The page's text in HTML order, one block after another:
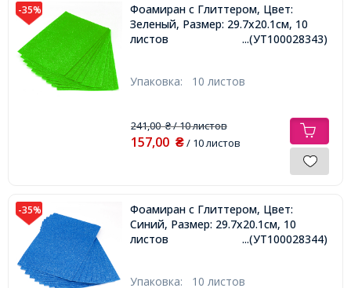
-35%
Фоамиран с Глиттером, Цвет:
Зеленый, Размер: 29.7x20.1см, 10
листов
...(УТ100028343)
Упаковка: 10 листов
241,00₴/ 10 листов
157,00 ₴/ 10 листов
-35%
Фоамиран с Глиттером, Цвет:
Синий, Размер: 29.7x20.1см, 10
листов
...(УТ100028344)
Упаковка: 10 листов